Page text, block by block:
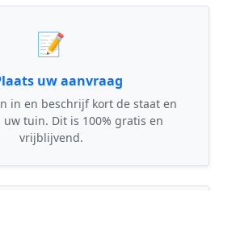
📝
uw aanvraag
in en beschrijf kort de staat en
tuin. Dit is 100% gratis en
vrijblijvend.